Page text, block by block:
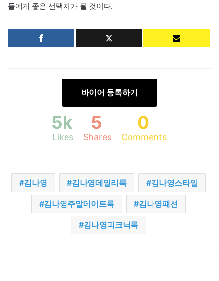
들에게 좋은 선택지가 될 것이다.
바이어 등록하기
5k
Likes
5
Shares
0
Comments
김나영 김나영데일리룩 김나영스타일
김나영주말데이트룩 김나영패션
김나영피크닉룩